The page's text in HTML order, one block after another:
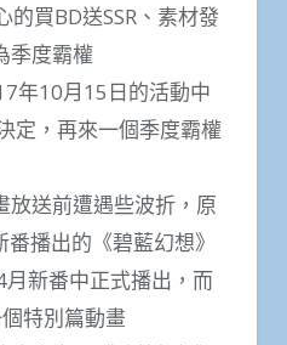
的買BD送SSR、素材發
季度霸權
年10月15日的活動中
定，再來一個季度霸權
放送前遭遇些波折，原
播出的《碧藍幻想》
新番中正式播出，而
特別篇動畫